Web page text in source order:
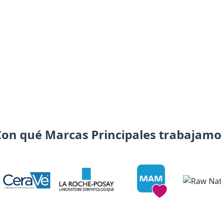
qué Marcas Principales